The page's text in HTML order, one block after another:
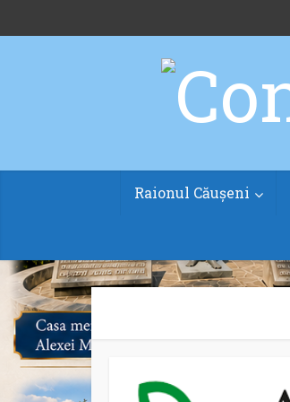
Raionul Căușeni